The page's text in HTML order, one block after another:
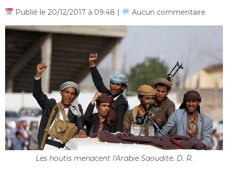
Publié le 20/12/2017 à 09:48 | Aucun commentaire
Les houtis menacent l'Arabie Saoudite. D. R.